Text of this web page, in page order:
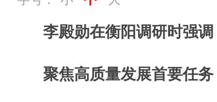
李殿勋在衡阳调研时强调
聚焦高质量发展首要任